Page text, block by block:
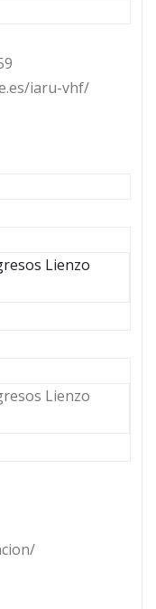
iaru-vhf/
Lienzo
Lienzo